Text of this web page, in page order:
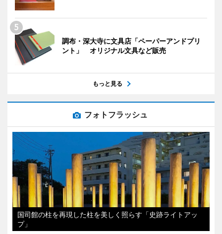
調布・深大寺に文具店「ペーパーアンドプリ
ント」 オリジナル文具など販売
もっと見る
フォトフラッシュ
国司館の柱を再現した柱を美しく照らす「史跡ライトアッ
プ」